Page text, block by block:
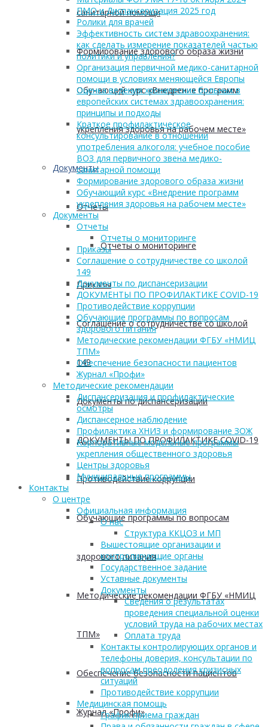
санитарной помощи
Формирование здорового образа жизни
Обучающий курс «Внедрение программ
укрепления здоровья на рабочем месте»
Документы
Отчеты
Отчеты о мониторинге
Приказы
Соглашение о сотрудничестве со школой
149
Документы по диспансеризации
ДОКУМЕНТЫ ПО ПРОФИЛАКТИКЕ COVID-19
Противодействие коррупции
Обучающие программы по вопросам
здорового питания
Методические рекомендации ФГБУ «НМИЦ
ТПМ»
Обеспечение безопасности пациентов
Журнал «Профи»
ПМО и Диспансеризация 2025 год
Ролики для врачей
Эффективность систем здравоохранения:
как сделать измерение показателей частью
политики и управления?
Организация первичной медико-санитарной
помощи в условиях меняющейся Европы
Оценка ведения хронических больных в
европейских системах здравоохранения:
принципы и подходы
Краткое профилактическое
консультирование в отношении
употребления алкоголя: учебное пособие
ВОЗ для первичного звена медико-
санитарной помощи
Формирование здорового образа жизни
Обучающий курс «Внедрение программ
укрепления здоровья на рабочем месте»
Документы
Отчеты
Отчеты о мониторинге
Приказы
Соглашение о сотрудничестве со школой
149
Документы по диспансеризации
ДОКУМЕНТЫ ПО ПРОФИЛАКТИКЕ COVID-19
Противодействие коррупции
Обучающие программы по вопросам
здорового питания
Методические рекомендации ФГБУ «НМИЦ
ТПМ»
Обеспечение безопасности пациентов
Журнал «Профи»
Методические рекомендации
Диспансеризация и профилактические
осмотры
Диспансерное наблюдение
Профилактика ХНИЗ и формирование ЗОЖ
Корпоративные модельные программы
укрепления общественного здоровья
Центры здоровья
Муниципальные программы
Контакты
О центре
Официальная информация
О нас
Структура ККЦОЗ и МП
Вышестоящие организации и
контролирующие органы
Государственное задание
Уставные документы
Документы
Сведения о результатах
проведения специальной оценки
условий труда на рабочих местах
Оплата труда
Контакты контролирующих органов и
телефоны доверия, консультации по
вопросам преодоления кризисных
ситуаций
Противодействие коррупции
Медицинская помощь
График приема граждан